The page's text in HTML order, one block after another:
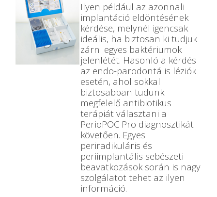
Ilyen például az azonnali
implantáció eldöntésének
kérdése, melynél igencsak
ideális, ha biztosan ki tudjuk
zárni egyes baktériumok
jelenlétét. Hasonló a kérdés
az endo-parodontális léziók
esetén, ahol sokkal
biztosabban tudunk
megfelelő antibiotikus
terápiát választani a
PerioPOC Pro diagnosztikát
követően. Egyes
periradikuláris és
periimplantális sebészeti
beavatkozások során is nagy
szolgálatot tehet az ilyen
információ.